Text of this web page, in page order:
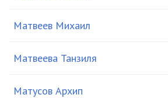
Матвеев Михаил
Матвеева Танзиля
Матусов Архип